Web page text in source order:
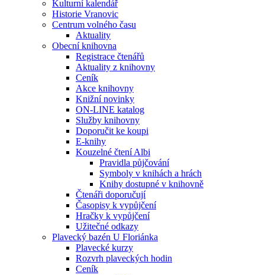
Kulturní kalendář
Historie Vranovic
Centrum volného času
Aktuality
Obecní knihovna
Registrace čtenářů
Aktuality z knihovny
Ceník
Akce knihovny
Knižní novinky
ON-LINE katalog
Služby knihovny
Doporučit ke koupi
E-knihy
Kouzelné čtení Albi
Pravidla půjčování
Symboly v knihách a hrách
Knihy dostupné v knihovně
Čtenáři doporučují
Časopisy k vypůjčení
Hračky k vypůjčení
Užitečné odkazy
Plavecký bazén U Floriánka
Plavecké kurzy
Rozvrh plaveckých hodin
Ceník